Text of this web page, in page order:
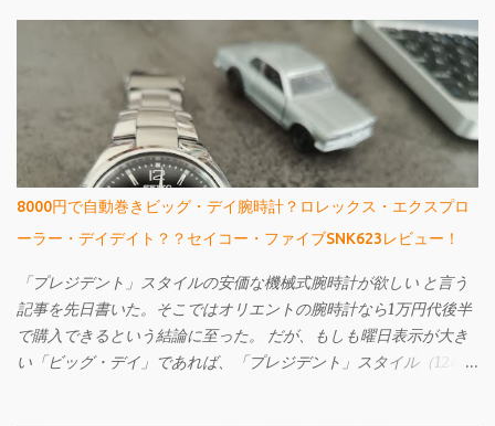
8000円で自動巻きビッグ・デイ腕時計？ロレックス・エクスプロ
ーラー・デイデイト？？セイコー・ファイブSNK623レビュー！
「プレジデント」スタイルの安価な機械式腕時計が欲しい と言う
記事を先日書いた。そこではオリエントの腕時計なら1万円代後半
で購入できるという結論に至った。 だが、もしも曜日表示が大き
い「ビッグ・デイ」であれば、「プレジデント」スタイル（12時